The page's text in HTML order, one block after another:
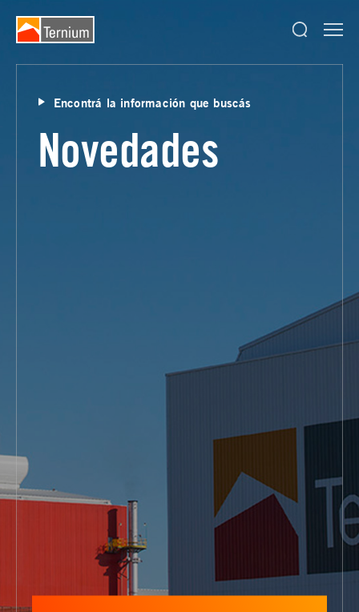
Encontrá la información que buscás
Novedades